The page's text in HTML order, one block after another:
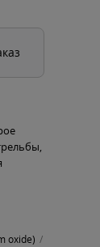
oxide)